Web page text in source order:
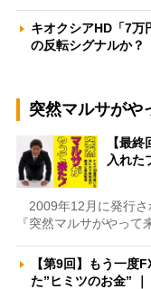
キオクシアHD「7万
の反転シグナルか
突然マルサがや
【最
入れた
2009年12月に発行さ
『突然マルサがやっ
【第9回】もう一
た”ヒミツのお金”